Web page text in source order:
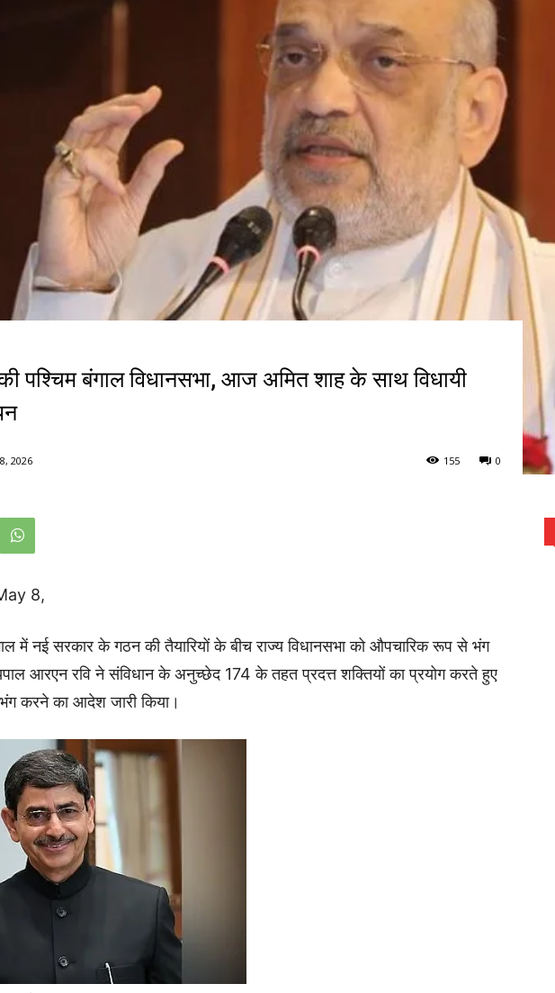
पश्चिम बंगाल विधानसभा, आज अमित शाह के साथ विधायी
2026 0
155
8,
में नई सरकार के गठन की तैयारियों के बीच राज्य विधानसभा को औपचारिक रूप से भंग
आरएन रवि ने संविधान के अनुच्छेद 174 के तहत प्रदत्त शक्तियों का प्रयोग करते हुए
भंग करने का आदेश जारी किया।